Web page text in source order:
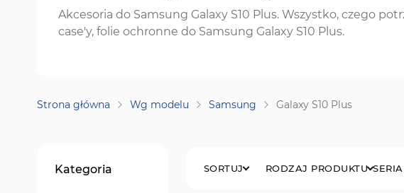
Akcesoria do Samsung Galaxy S10 Plus. Wszystko, czego
case'y, folie ochronne do Samsung Galaxy S10 Plus.
Strona główna Wg modelu Samsung Galaxy S10 Plus
RODZAJ PRODUKTU
SORTUJ
Kategoria